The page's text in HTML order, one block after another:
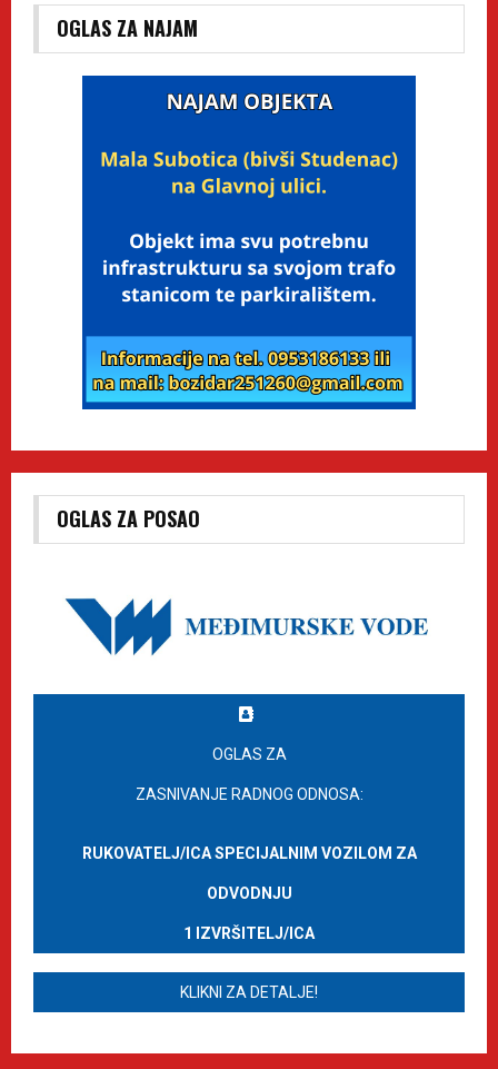
OGLAS ZA NAJAM
OGLAS ZA POSAO
OGLAS ZA
ZASNIVANJE RADNOG ODNOSA:
RUKOVATELJ/ICA SPECIJALNIM VOZILOM ZA
ODVODNJU
1 IZVRŠITELJ/ICA
KLIKNI ZA DETALJE!